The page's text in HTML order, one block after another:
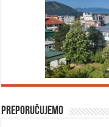
Preporučujemo